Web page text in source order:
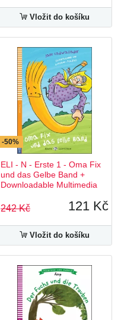
Vložit do košíku
-50%
ELI - N - Erste 1 - Oma Fix
und das Gelbe Band +
Downloadable Multimedia
242 Kč 121 Kč
Vložit do košíku